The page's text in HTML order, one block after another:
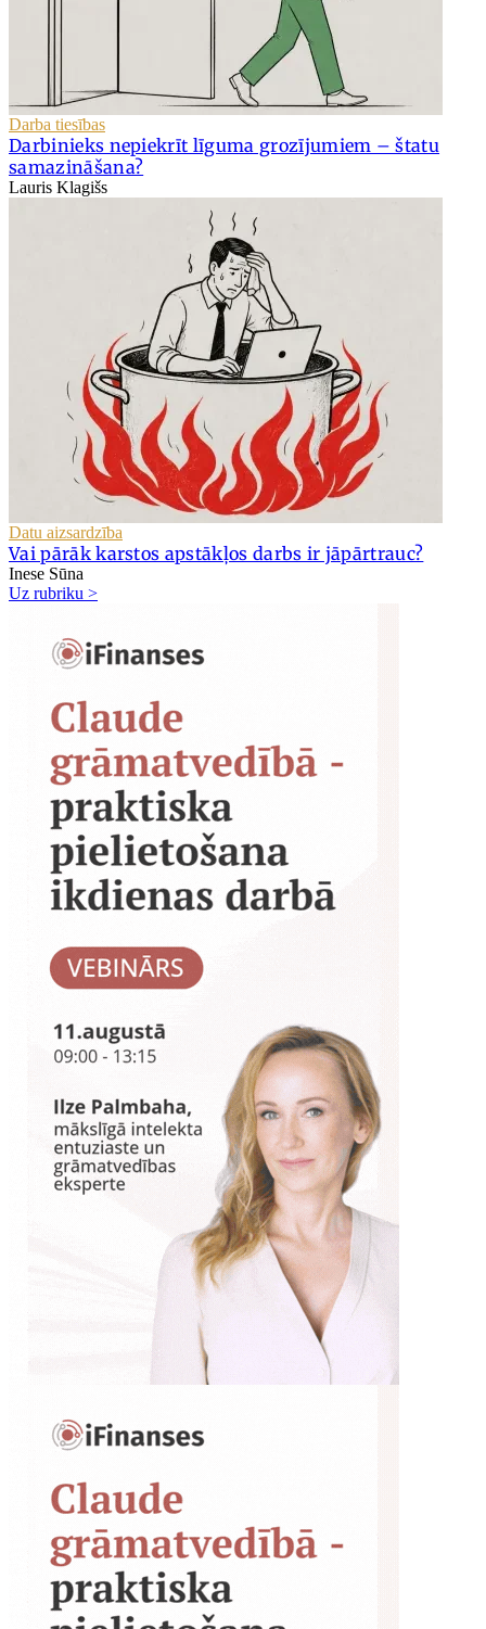
Darba tiesības
Darbinieks nepiekrīt līguma grozījumiem – štatu
samazināšana?
Lauris Klagišs
Datu aizsardzība
Vai pārāk karstos apstākļos darbs ir jāpārtrauc?
Inese Sūna
Uz rubriku >